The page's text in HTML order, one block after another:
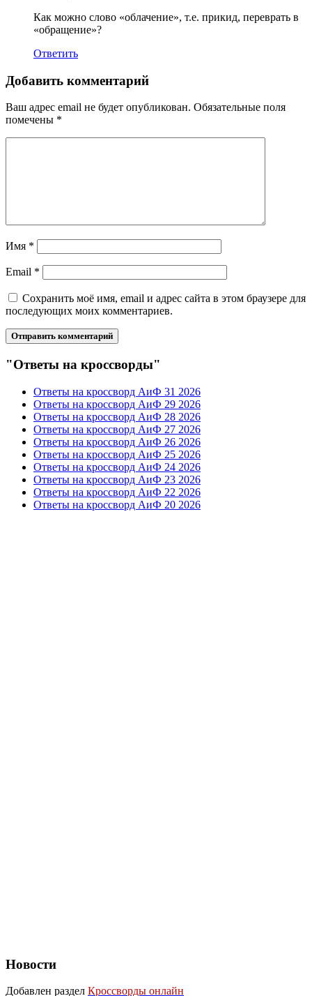
Как можно слово «облачение», т.е. прикид, переврать в
«обращение»?
Ответить
Добавить комментарий
Ваш адрес email не будет опубликован. Обязательные поля
помечены *
Имя *
Email *
Сохранить моё имя, email и адрес сайта в этом браузере для
последующих моих комментариев.
"Ответы на кроссворды"
Ответы на кроссворд АиФ 31 2026
Ответы на кроссворд АиФ 29 2026
Ответы на кроссворд АиФ 28 2026
Ответы на кроссворд АиФ 27 2026
Ответы на кроссворд АиФ 26 2026
Ответы на кроссворд АиФ 25 2026
Ответы на кроссворд АиФ 24 2026
Ответы на кроссворд АиФ 23 2026
Ответы на кроссворд АиФ 22 2026
Ответы на кроссворд АиФ 20 2026
Новости
Добавлен раздел Кроссворды онлайн